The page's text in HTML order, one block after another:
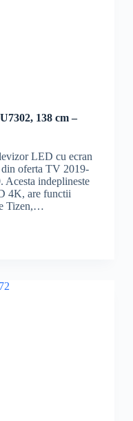
138 cm –
LED cu ecran
din oferta TV 2019-
Acesta indeplineste
4K, are functii
Tizen,…